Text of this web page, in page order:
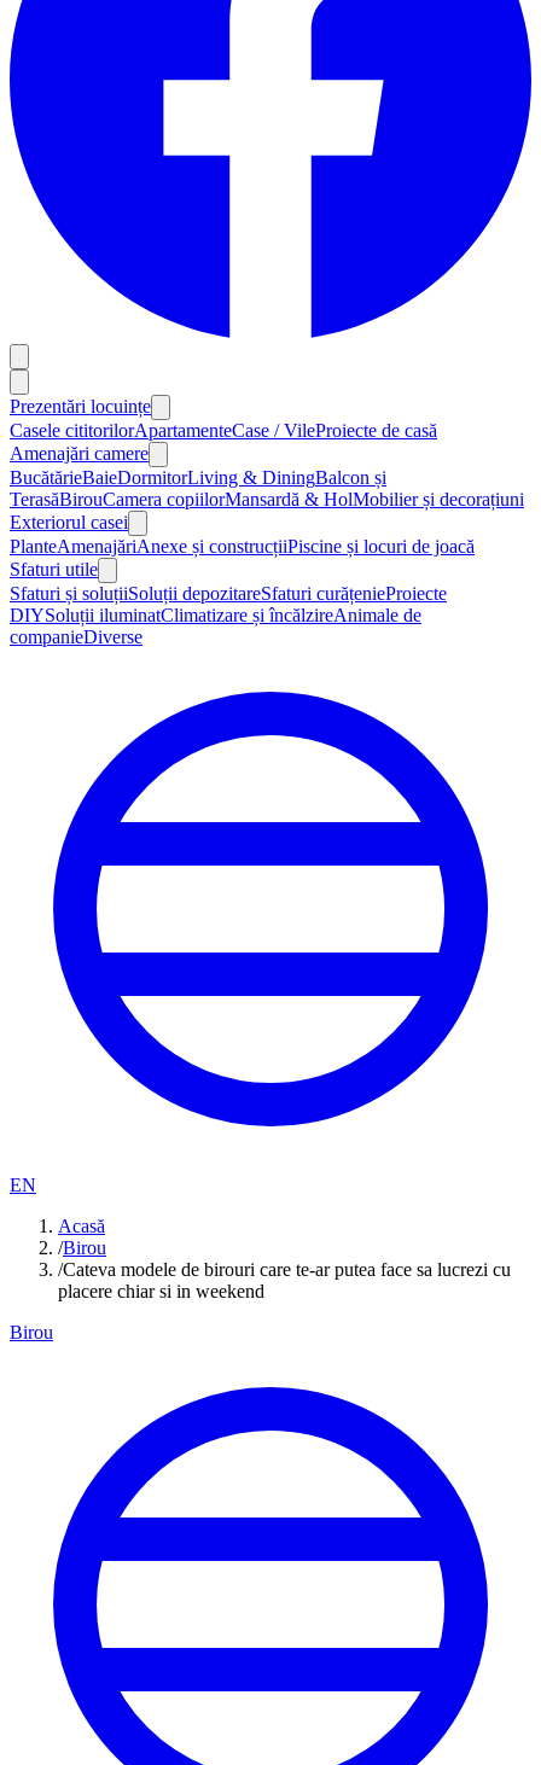
Prezentări locuințe
Casele cititorilorApartamenteCase / VileProiecte de casă
Amenajări camere
BucătărieBaieDormitorLiving & DiningBalcon și
TerasăBirouCamera copiilorMansardă & HolMobilier și decorațiuni
Exteriorul casei
PlanteAmenajăriAnexe și construcțiiPiscine și locuri de joacă
Sfaturi utile
Sfaturi și soluțiiSoluții depozitareSfaturi curățenieProiecte
DIYSoluții iluminatClimatizare și încălzireAnimale de
companieDiverse
EN
Acasă
/Birou
/Cateva modele de birouri care te-ar putea face sa lucrezi cu
placere chiar si in weekend
Birou